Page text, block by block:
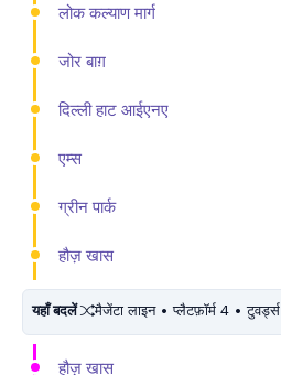
लोक कल्याण मार्ग
जोर बाग़
दिल्ली हाट आईएनए
एम्स
ग्रीन पार्क
हौज़ खास
यहाँ बदलें मैजेंटा लाइन • प्लैटफ़ॉर्म 4 • टुवर्ड्स
हौज़ खास